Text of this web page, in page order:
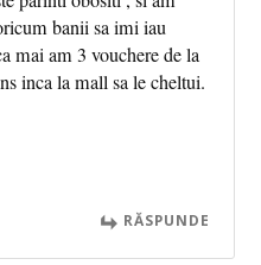
banii sa imi iau
mai am 3 vouchere de la
inca la mall sa le cheltui.
RĂSPUNDE